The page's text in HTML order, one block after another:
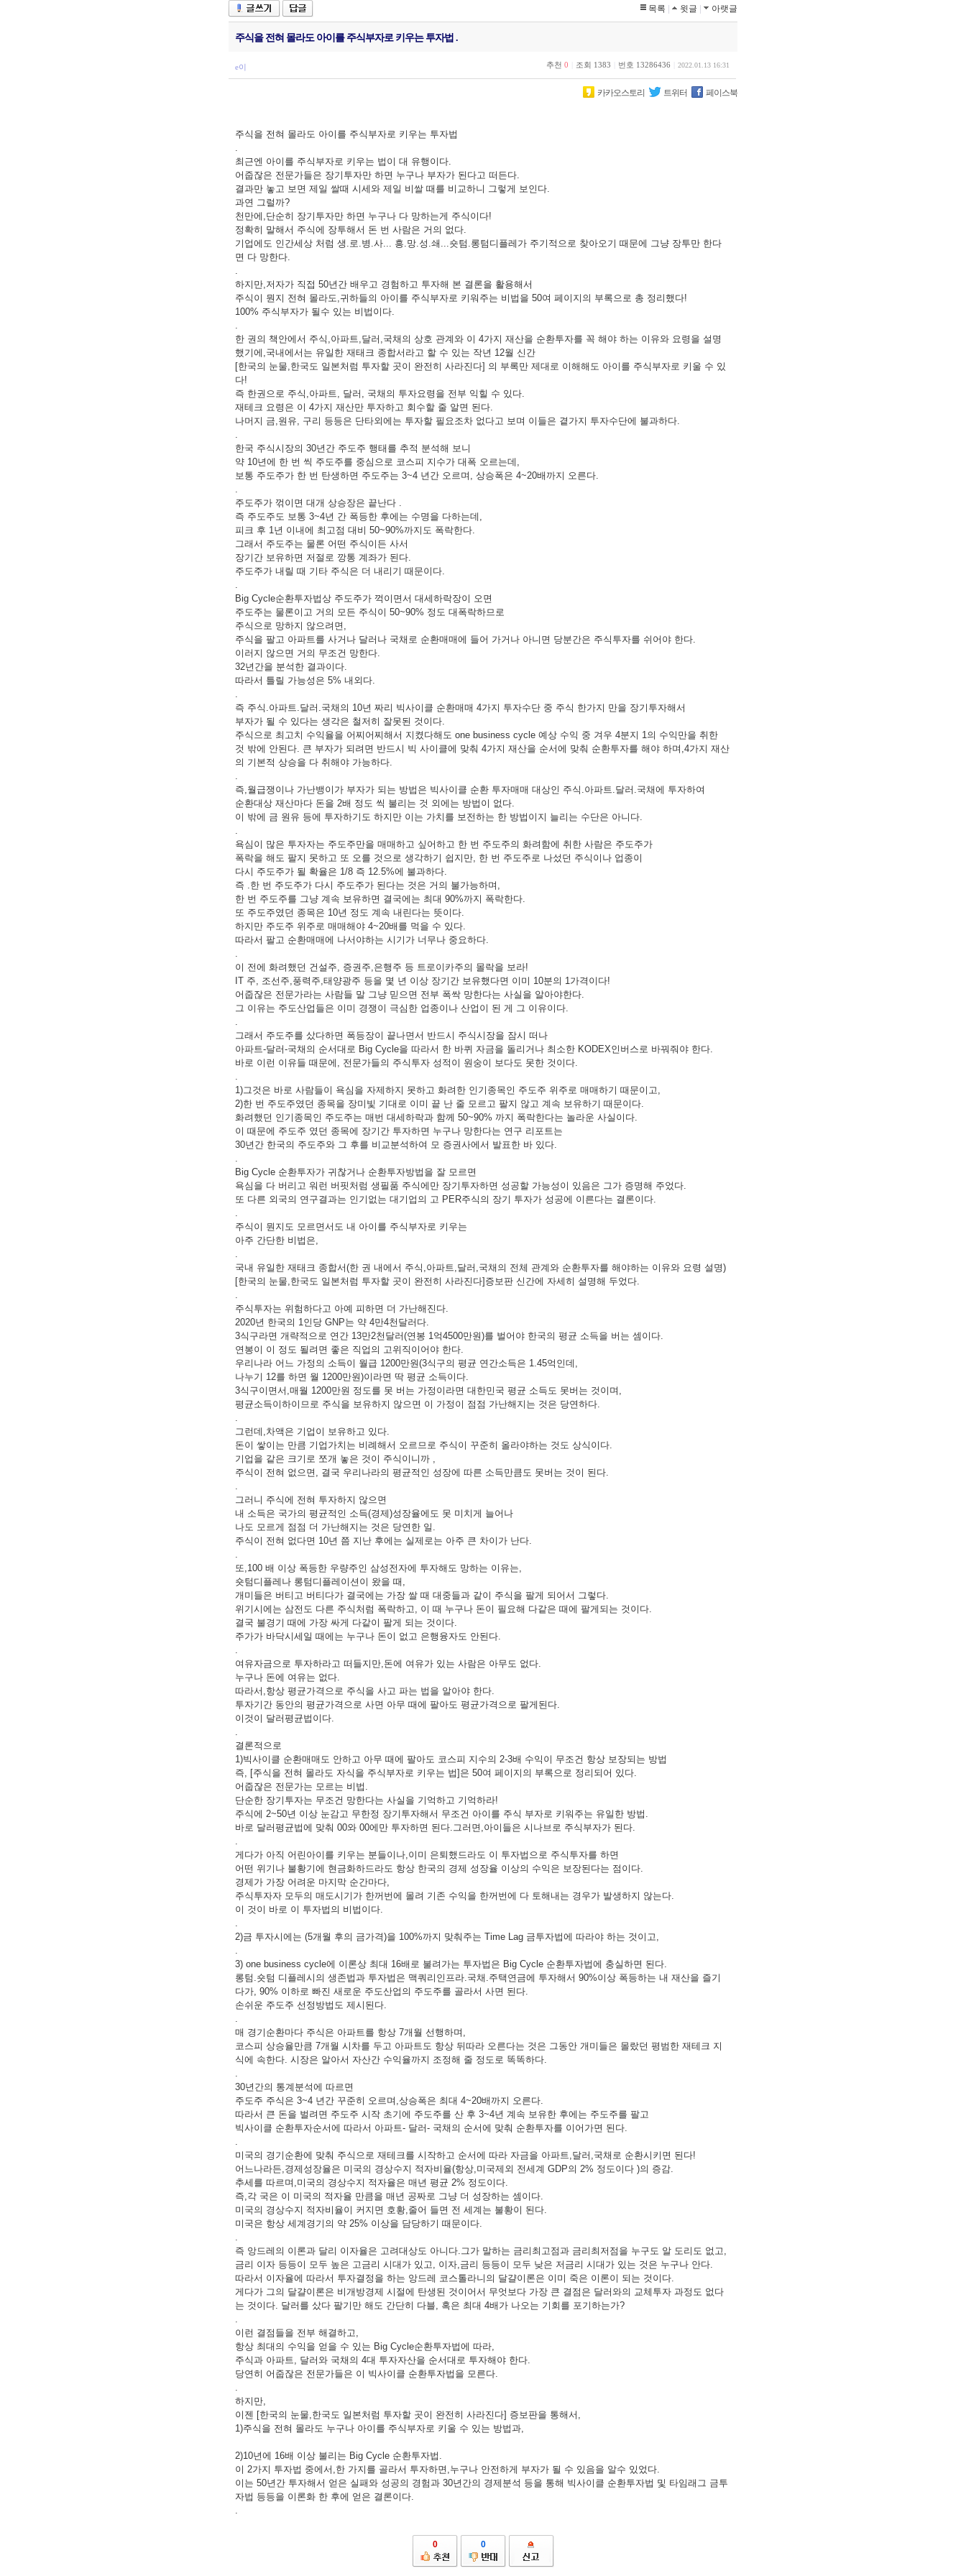
목록 윗글 아랫글
주식을 전혀 몰라도 아이를 주식부자로 키우는 투자법 .
추천 0 조회 1383 번호 13286436 2022.01.13 16:31
e이
카카오스토리 트위터 페이스북
주식을 전혀 몰라도 아이를 주식부자로 키우는 투자법
.
최근엔 아이를 주식부자로 키우는 법이 대 유행이다.
어줍잖은 전문가들은 장기투자만 하면 누구나 부자가 된다고 떠든다.
결과만 놓고 보면 제일 쌀때 시세와 제일 비쌀 때를 비교하니 그렇게 보인다.
과연 그럴까?
천만에,단순히 장기투자만 하면 누구나 다 망하는게 주식이다!
정확히 말해서 주식에 장투해서 돈 번 사람은 거의 없다.
기업에도 인간세상 처럼 생.로.병.사... 흥.망.성.쇄...숏텀.롱텀디플레가 주기적으로 찾아오기 때문에 그냥 장투만 한다
면 다 망한다.
.
하지만,저자가 직접 50년간 배우고 경험하고 투자해 본 결론을 활용해서
주식이 뭔지 전혀 몰라도,귀하들의 아이를 주식부자로 키워주는 비법을 50여 페이지의 부록으로 총 정리했다!
100% 주식부자가 될수 있는 비법이다.
.
한 권의 책안에서 주식,아파트,달러,국채의 상호 관계와 이 4가지 재산을 순환투자를 꼭 해야 하는 이유와 요령을 설명
했기에,국내에서는 유일한 재태크 종합서라고 할 수 있는 작년 12월 신간
[한국의 눈물,한국도 일본처럼 투자할 곳이 완전히 사라진다] 의 부록만 제대로 이해해도 아이를 주식부자로 키울 수 있
다!
즉 한권으로 주식,아파트, 달러, 국채의 투자요령을 전부 익힐 수 있다.
재테크 요령은 이 4가지 재산만 투자하고 회수할 줄 알면 된다.
나머지 금,원유, 구리 등등은 단타외에는 투자할 필요조차 없다고 보며 이들은 곁가지 투자수단에 불과하다.
.
한국 주식시장의 30년간 주도주 행태를 추적 분석해 보니
약 10년에 한 번 씩 주도주를 중심으로 코스피 지수가 대폭 오르는데,
보통 주도주가 한 번 탄생하면 주도주는 3~4 년간 오르며, 상승폭은 4~20배까지 오른다.
.
주도주가 꺾이면 대개 상승장은 끝난다 .
즉 주도주도 보통 3~4년 간 폭등한 후에는 수명을 다하는데,
피크 후 1년 이내에 최고점 대비 50~90%까지도 폭락한다.
그래서 주도주는 물론 어떤 주식이든 사서
장기간 보유하면 저절로 깡통 계좌가 된다.
주도주가 내릴 때 기타 주식은 더 내리기 때문이다.
.
Big Cycle순환투자법상 주도주가 꺽이면서 대세하락장이 오면
주도주는 물론이고 거의 모든 주식이 50~90% 정도 대폭락하므로
주식으로 망하지 않으려면,
주식을 팔고 아파트를 사거나 달러나 국채로 순환매매에 들어 가거나 아니면 당분간은 주식투자를 쉬어야 한다.
이러지 않으면 거의 무조건 망한다.
32년간을 분석한 결과이다.
따라서 틀릴 가능성은 5% 내외다.
.
즉 주식.아파트.달러.국채의 10년 짜리 빅사이클 순환매매 4가지 투자수단 중 주식 한가지 만을 장기투자해서
부자가 될 수 있다는 생각은 철저히 잘못된 것이다.
주식으로 최고치 수익율을 어찌어찌해서 지켰다해도 one business cycle 예상 수익 중 겨우 4분지 1의 수익만을 취한
것 밖에 안된다. 큰 부자가 되려면 반드시 빅 사이클에 맞춰 4가지 재산을 순서에 맞춰 순환투자를 해야 하며,4가지 재산
의 기본적 상승을 다 취해야 가능하다.
.
즉,월급쟁이나 가난뱅이가 부자가 되는 방법은 빅사이클 순환 투자매매 대상인 주식.아파트.달러.국채에 투자하여
순환대상 재산마다 돈을 2배 정도 씩 불리는 것 외에는 방법이 없다.
이 밖에 금 원유 등에 투자하기도 하지만 이는 가치를 보전하는 한 방법이지 늘리는 수단은 아니다.
.
욕심이 많은 투자자는 주도주만을 매매하고 싶어하고 한 번 주도주의 화려함에 취한 사람은 주도주가
폭락을 해도 팔지 못하고 또 오를 것으로 생각하기 쉽지만, 한 번 주도주로 나섰던 주식이나 업종이
다시 주도주가 될 확율은 1/8 즉 12.5%에 불과하다.
즉 .한 번 주도주가 다시 주도주가 된다는 것은 거의 불가능하며,
한 번 주도주를 그냥 계속 보유하면 결국에는 최대 90%까지 폭락한다.
또 주도주였던 종목은 10년 정도 계속 내린다는 뜻이다.
하지만 주도주 위주로 매매해야 4~20배를 먹을 수 있다.
따라서 팔고 순환매매에 나서야하는 시기가 너무나 중요하다.
.
이 전에 화려했던 건설주, 증권주,은행주 등 트로이카주의 몰락을 보라!
IT 주, 조선주,풍력주,태양광주 등을 몇 년 이상 장기간 보유했다면 이미 10분의 1가격이다!
어줍잖은 전문가라는 사람들 말 그냥 믿으면 전부 폭싹 망한다는 사실을 알아야한다.
그 이유는 주도산업들은 이미 경쟁이 극심한 업종이나 산업이 된 게 그 이유이다.
.
그래서 주도주를 샀다하면 폭등장이 끝나면서 반드시 주식시장을 잠시 떠나
아파트-달러-국채의 순서대로 Big Cycle을 따라서 한 바퀴 자금을 돌리거나 최소한 KODEX인버스로 바꿔줘야 한다.
바로 이런 이유들 때문에, 전문가들의 주식투자 성적이 원숭이 보다도 못한 것이다.
.
1)그것은 바로 사람들이 욕심을 자제하지 못하고 화려한 인기종목인 주도주 위주로 매매하기 때문이고,
2)한 번 주도주였던 종목을 장미빛 기대로 이미 끝 난 줄 모르고 팔지 않고 계속 보유하기 때문이다.
화려했던 인기종목인 주도주는 매번 대세하락과 함께 50~90% 까지 폭락한다는 놀라운 사실이다.
이 때문에 주도주 였던 종목에 장기간 투자하면 누구나 망한다는 연구 리포트는
30년간 한국의 주도주와 그 후를 비교분석하여 모 증권사에서 발표한 바 있다.
.
Big Cycle 순환투자가 귀찮거나 순환투자방법을 잘 모르면
욕심을 다 버리고 워런 버핏처럼 생필품 주식에만 장기투자하면 성공할 가능성이 있음은 그가 증명해 주었다.
또 다른 외국의 연구결과는 인기없는 대기업의 고 PER주식의 장기 투자가 성공에 이른다는 결론이다.
.
주식이 뭔지도 모르면서도 내 아이를 주식부자로 키우는
아주 간단한 비법은,
.
국내 유일한 재태크 종합서(한 권 내에서 주식,아파트,달러,국채의 전체 관계와 순환투자를 해야하는 이유와 요령 설명)
[한국의 눈물,한국도 일본처럼 투자할 곳이 완전히 사라진다]증보판 신간에 자세히 설명해 두었다.
.
주식투자는 위험하다고 아예 피하면 더 가난해진다.
2020년 한국의 1인당 GNP는 약 4만4천달러다.
3식구라면 개략적으로 연간 13만2천달러(연봉 1억4500만원)를 벌어야 한국의 평균 소득을 버는 셈이다.
연봉이 이 정도 될려면 좋은 직업의 고위직이어야 한다.
우리나라 어느 가정의 소득이 월급 1200만원(3식구의 평균 연간소득은 1.45억인데,
나누기 12를 하면 월 1200만원)이라면 딱 평균 소득이다.
3식구이면서,매월 1200만원 정도를 못 버는 가정이라면 대한민국 평균 소득도 못버는 것이며,
평균소득이하이므로 주식을 보유하지 않으면 이 가정이 점점 가난해지는 것은 당연하다.
.
그런데,차액은 기업이 보유하고 있다.
돈이 쌓이는 만큼 기업가치는 비례해서 오르므로 주식이 꾸준히 올라야하는 것도 상식이다.
기업을 같은 크기로 쪼개 놓은 것이 주식이니까 ,
주식이 전혀 없으면, 결국 우리나라의 평균적인 성장에 따른 소득만큼도 못버는 것이 된다.
.
그러니 주식에 전혀 투자하지 않으면
내 소득은 국가의 평균적인 소득(경제)성장율에도 못 미치게 늘어나
나도 모르게 점점 더 가난해지는 것은 당연한 일.
주식이 전혀 없다면 10년 쯤 지난 후에는 실제로는 아주 큰 차이가 난다.
.
또,100 배 이상 폭등한 우량주인 삼성전자에 투자해도 망하는 이유는,
숏텀디플레나 롱텀디플레이션이 왔을 때,
개미들은 버티고 버티다가 결국에는 가장 쌀 때 대중들과 같이 주식을 팔게 되어서 그렇다.
위기시에는 삼전도 다른 주식처럼 폭락하고, 이 때 누구나 돈이 필요해 다같은 때에 팔게되는 것이다.
결국 불경기 때에 가장 싸게 다같이 팔게 되는 것이다.
주가가 바닥시세일 때에는 누구나 돈이 없고 은행융자도 안된다.
.
여유자금으로 투자하라고 떠들지만,돈에 여유가 있는 사람은 아무도 없다.
누구나 돈에 여유는 없다.
따라서,항상 평균가격으로 주식을 사고 파는 법을 알아야 한다.
투자기간 동안의 평균가격으로 사면 아무 때에 팔아도 평균가격으로 팔게된다.
이것이 달러평균법이다.
.
결론적으로
1)빅사이클 순환매매도 안하고 아무 때에 팔아도 코스피 지수의 2-3배 수익이 무조건 항상 보장되는 방법
즉, [주식을 전혀 몰라도 자식을 주식부자로 키우는 법]은 50여 페이지의 부록으로 정리되어 있다.
어줍잖은 전문가는 모르는 비법.
단순한 장기투자는 무조건 망한다는 사실을 기억하고 기억하라!
주식에 2~50년 이상 눈감고 무한정 장기투자해서 무조건 아이를 주식 부자로 키워주는 유일한 방법.
바로 달러평균법에 맞춰 00와 00에만 투자하면 된다.그러면,아이들은 시나브로 주식부자가 된다.
.
게다가 아직 어린아이를 키우는 분들이나,이미 은퇴했드라도 이 투자법으로 주식투자를 하면
어떤 위기나 불황기에 현금화하드라도 항상 한국의 경제 성장율 이상의 수익은 보장된다는 점이다.
경제가 가장 어려운 마지막 순간마다,
주식투자자 모두의 매도시기가 한꺼번에 몰려 기존 수익을 한꺼번에 다 토해내는 경우가 발생하지 않는다.
이 것이 바로 이 투자법의 비법이다.
.
2)금 투자시에는 (5개월 후의 금가격)을 100%까지 맞춰주는 Time Lag 금투자법에 따라야 하는 것이고,
.
3) one business cycle에 이론상 최대 16배로 불려가는 투자법은 Big Cycle 순환투자법에 충실하면 된다.
롱텀.숏텀 디플레시의 생존법과 투자법은 맥쿼리인프라.국채.주택연금에 투자해서 90%이상 폭등하는 내 재산을 즐기
다가, 90% 이하로 빠진 새로운 주도산업의 주도주를 골라서 사면 된다.
손쉬운 주도주 선정방법도 제시된다.
.
매 경기순환마다 주식은 아파트를 항상 7개월 선행하며,
코스피 상승율만큼 7개월 시차를 두고 아파트도 항상 뒤따라 오른다는 것은 그동안 개미들은 몰랐던 평범한 재테크 지
식에 속한다. 시장은 알아서 자산간 수익율까지 조정해 줄 정도로 똑똑하다.
.
30년간의 통계분석에 따르면
주도주 주식은 3~4 년간 꾸준히 오르며,상승폭은 최대 4~20배까지 오른다.
따라서 큰 돈을 벌려면 주도주 시작 초기에 주도주를 산 후 3~4년 계속 보유한 후에는 주도주를 팔고
빅사이클 순환투자순서에 따라서 아파트- 달러- 국채의 순서에 맞춰 순환투자를 이어가면 된다.
.
미국의 경기순환에 맞춰 주식으로 재테크를 시작하고 순서에 따라 자금을 아파트,달러,국채로 순환시키면 된다!
어느나라든,경제성장율은 미국의 경상수지 적자비율(항상,미국제외 전세계 GDP의 2% 정도이다 )의 증감.
추세를 따르며,미국의 경상수지 적자율은 매년 평균 2% 정도이다.
즉,각 국은 이 미국의 적자율 만큼을 매년 공짜로 그냥 더 성장하는 셈이다.
미국의 경상수지 적자비율이 커지면 호황,줄어 들면 전 세계는 불황이 된다.
미국은 항상 세계경기의 약 25% 이상을 담당하기 때문이다.
.
즉 앙드레의 이론과 달리 이자율은 고려대상도 아니다.그가 말하는 금리최고점과 금리최저점을 누구도 알 도리도 없고,
금리 이자 등등이 모두 높은 고금리 시대가 있고, 이자,금리 등등이 모두 낮은 저금리 시대가 있는 것은 누구나 안다.
따라서 이자율에 따라서 투자결정을 하는 앙드레 코스톨라니의 달걀이론은 이미 죽은 이론이 되는 것이다.
게다가 그의 달걀이론은 비개방경제 시절에 탄생된 것이어서 무엇보다 가장 큰 결점은 달러와의 교체투자 과정도 없다
는 것이다. 달러를 샀다 팔기만 해도 간단히 다블, 혹은 최대 4배가 나오는 기회를 포기하는가?
.
이런 결점들을 전부 해결하고,
항상 최대의 수익을 얻을 수 있는 Big Cycle순환투자법에 따라,
주식과 아파트, 달러와 국채의 4대 투자자산을 순서대로 투자해야 한다.
당연히 어줍잖은 전문가들은 이 빅사이클 순환투자법을 모른다.
.
하지만,
이젠 [한국의 눈물,한국도 일본처럼 투자할 곳이 완전히 사라진다] 증보판을 통해서,
1)주식을 전혀 몰라도 누구나 아이를 주식부자로 키울 수 있는 방법과,
2)10년에 16배 이상 불리는 Big Cycle 순환투자법.
이 2가지 투자법 중에서,한 가지를 골라서 투자하면,누구나 안전하게 부자가 될 수 있음을 알수 있었다.
이는 50년간 투자해서 얻은 실패와 성공의 경험과 30년간의 경제분석 등을 통해 빅사이클 순환투자법 및 타임래그 금투
자법 등등을 이론화 한 후에 얻은 결론이다.
.
0 0